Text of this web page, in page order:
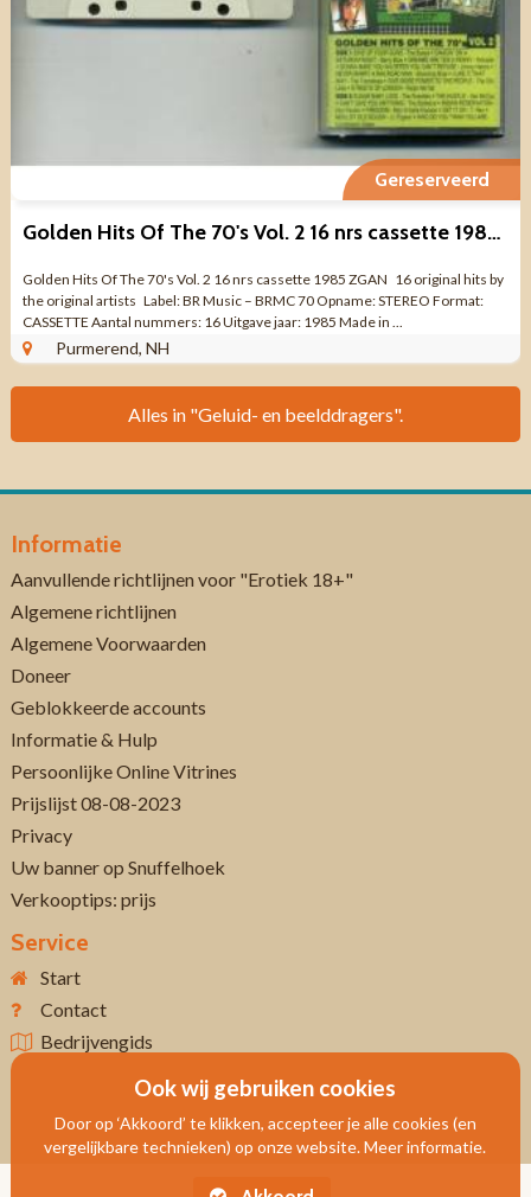
Gereserveerd
Golden Hits Of The 70's Vol. 2 16 nrs cassette 1985 ZGAN
Golden Hits Of The 70's Vol. 2 16 nrs cassette 1985 ZGAN 16 original hits by
the original artists Label: BR Music – BRMC 70 Opname: STEREO Format:
CASSETTE Aantal nummers: 16 Uitgave jaar: 1985 Made in ...
Purmerend, NH
Alles in "Geluid- en beelddragers".
Informatie
Aanvullende richtlijnen voor "Erotiek 18+"
Algemene richtlijnen
Algemene Voorwaarden
Doneer
Geblokkeerde accounts
Informatie & Hulp
Persoonlijke Online Vitrines
Prijslijst 08-08-2023
Privacy
Uw banner op Snuffelhoek
Verkooptips: prijs
Service
Start
Contact
Bedrijvengids
Ook wij gebruiken cookies
Door op ‘Akkoord’ te klikken, accepteer je alle cookies (en
vergelijkbare technieken) op onze website. Meer informatie.